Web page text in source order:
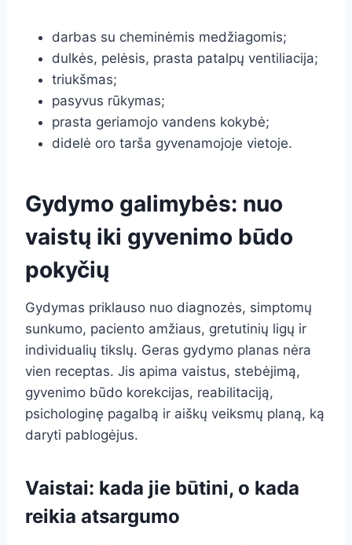
darbas su cheminėmis medžiagomis;
dulkės, pelėsis, prasta patalpų ventiliacija;
triukšmas;
pasyvus rūkymas;
prasta geriamojo vandens kokybė;
didelė oro tarša gyvenamojoje vietoje.
Gydymo galimybės: nuo
vaistų iki gyvenimo būdo
pokyčių
Gydymas priklauso nuo diagnozės, simptomų
sunkumo, paciento amžiaus, gretutinių ligų ir
individualių tikslų. Geras gydymo planas nėra
vien receptas. Jis apima vaistus, stebėjimą,
gyvenimo būdo korekcijas, reabilitaciją,
psichologinę pagalbą ir aiškų veiksmų planą, ką
daryti pablogėjus.
Vaistai: kada jie būtini, o kada
reikia atsargumo